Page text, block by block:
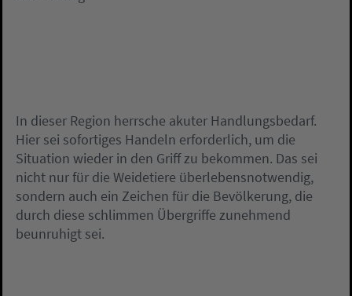
In dieser Region herrsche akuter Handlungsbedarf.
Hier sei sofortiges Handeln erforderlich, um die
Situation wieder in den Griff zu bekommen. Das sei
nicht nur für die Weidetiere überlebensnotwendig,
sondern auch ein Zeichen für die Bevölkerung, die
durch diese schlimmen Übergriffe zunehmend
beunruhigt sei.